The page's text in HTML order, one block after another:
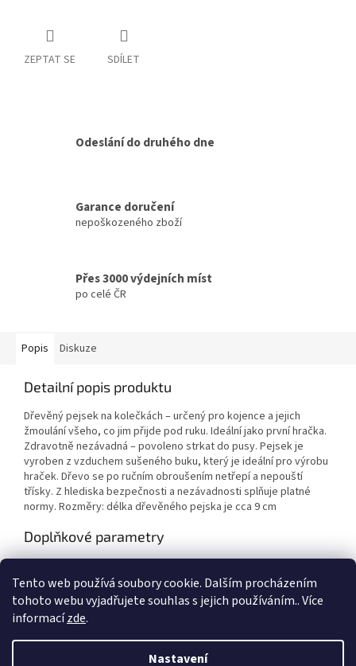
Tento web používá soubory cookie. Dalším procházením
tohoto webu vyjadřujete souhlas s jejich používáním.. Více
informacízde.
Nastavení
ZEPTAT SE SDÍLET
Odeslání do druhého dne
Garance doručení
nepoškozeného zboží
Přes 3000 výdejních míst
po celé ČR
Popis Diskuze
Detailní popis produktu
Dřevěný pejsek na kolečkách – určený pro kojence a jejich
žmoulání všeho, co jim přijde pod ruku. Ideální jako první hračka.
Zdravotně nezávadná – povoleno strkat do pusy. Pejsek je
vyroben z vzduchem sušeného buku, který je ideální pro výrobu
hraček. Dřevo se po ručním obroušením netřepí a nepouští
třísky. Z hlediska bezpečnosti a nezávadnosti splňuje platné
normy. Rozměry: délka dřevěného pejska je cca 9 cm
Doplňkové parametry
Záruka: 2 roky